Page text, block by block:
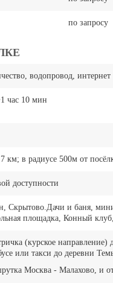
по запросу
водопровод, интернет
час 10 мин
км; в радиусе 500м от
доступности
Скрытово.Дачи и баня,
площадка, Конный
(курское направление)
или такси до деревни
Москва - Малахово, и